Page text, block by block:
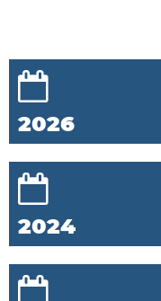
2026
2024